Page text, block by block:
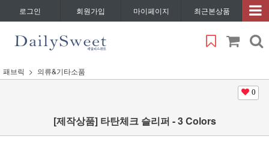
로그인 회원가입 마이페이지 최근본상품
패브릭 의류&기타소품
0
[제작상품] 타탄체크 슬리퍼 - 3 Colors